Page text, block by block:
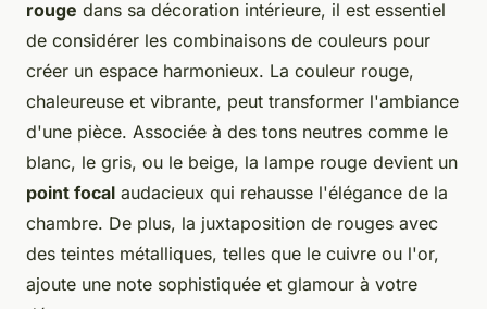
rouge dans sa décoration intérieure, il est essentiel
de considérer les combinaisons de couleurs pour
créer un espace harmonieux. La couleur rouge,
chaleureuse et vibrante, peut transformer l'ambiance
d'une pièce. Associée à des tons neutres comme le
blanc, le gris, ou le beige, la lampe rouge devient un
point focal audacieux qui rehausse l'élégance de la
chambre. De plus, la juxtaposition de rouges avec
des teintes métalliques, telles que le cuivre ou l'or,
ajoute une note sophistiquée et glamour à votre